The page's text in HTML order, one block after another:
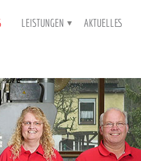
LEISTUNGEN AKTUELLES